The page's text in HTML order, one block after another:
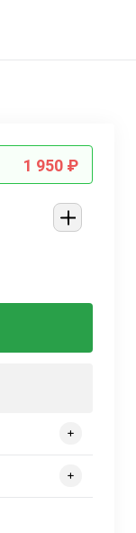
1 950 ₽